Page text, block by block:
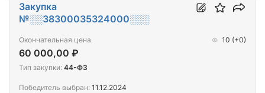
Закупка
№░░38300035324000░░░
Окончательная цена
60 000,00 ₽
10 (+0)
Тип закупки: 44-ФЗ
Победитель выбран: 11.12.2024